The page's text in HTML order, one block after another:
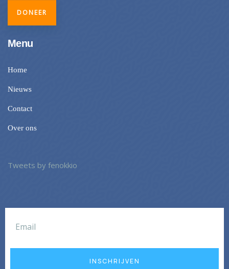
DONEER
Menu
Home
Nieuws
Contact
Over ons
Tweets by fenokkio